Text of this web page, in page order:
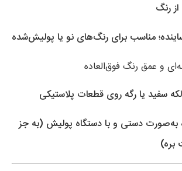
رنگ
مناسب برای رنگ‌های نو یا پولیش‌شده
و عمق رنگ فوق‌العاده
سفید یا رگه روی قطعات پلاستیکی
به‌صورت دستی و با دستگاه پولیش (به جز
بره)